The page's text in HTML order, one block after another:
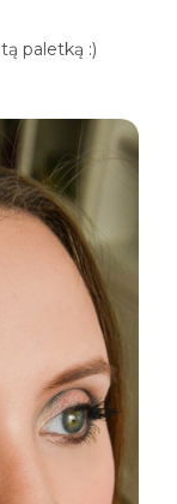
paletką :)